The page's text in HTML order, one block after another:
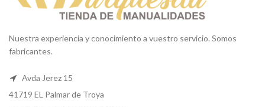
Nuestra experiencia y conocimiento a vuestro servicio. Somos
fabricantes.
Avda Jerez 15
41719 EL Palmar de Troya